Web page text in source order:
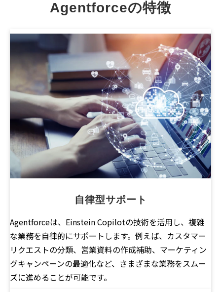
Agentforceの特徴
自律型サポート
Agentforceは、Einstein Copilotの技術を活用し、複雑
な業務を自律的にサポートします。例えば、カスタマー
リクエストの分類、営業資料の作成補助、マーケティン
グキャンペーンの最適化など、さまざまな業務をスムー
ズに進めることが可能です。